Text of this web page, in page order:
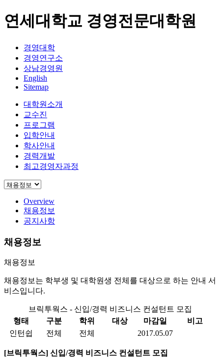
연세대학교 경영전문대학원
경영대학
경영연구소
상남경영원
English
Sitemap
대학원소개
교수진
프로그램
입학안내
학사안내
경력개발
최고경영자과정
Overview
채용정보
공지사항
채용정보
채용정보
채용정보는 학부생 및 대학원생 전체를 대상으로 하는 안내 서
비스입니다.
브릭투웍스 - 신입/경력 비즈니스 컨설턴트 모집
형태
구분 학위 대상 마감일
비고
인턴쉽
전체 전체 2017.05.07
[브릭투웍스] 신입/경력 비즈니스 컨설턴트 모집